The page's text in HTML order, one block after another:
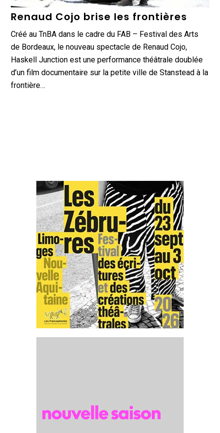
Renaud Cojo brise les frontières
Créé au TnBA dans le cadre du FAB – Festival des Arts
de Bordeaux, le nouveau spectacle de Renaud Cojo,
Haskell Junction est une performance théâtrale doublée
d’un film documentaire sur la petite ville de Stanstead à la
frontière…